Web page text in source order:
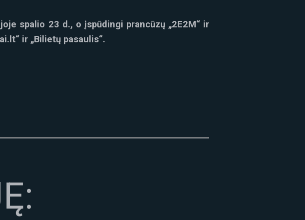
spalio 23 d., o įspūdingi prancūzų „2E2M“ ir
ir „Bilietų pasaulis“.